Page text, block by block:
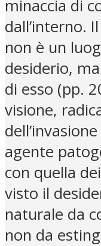
minaccia di
dall’interno.
non è un
desiderio,
di esso (pp.
visione,
agente
con quella
visto il
naturale da
non da